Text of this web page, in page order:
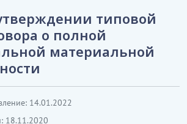
типовой
о полной
материальной
14.01.2022
18.11.2020